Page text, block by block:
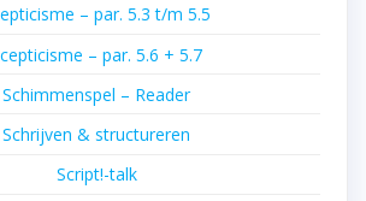
– par. 5.3 t/m 5.5
– par. 5.6 + 5.7
Schimmenspel – Reader
Schrijven & structureren
Script!-talk